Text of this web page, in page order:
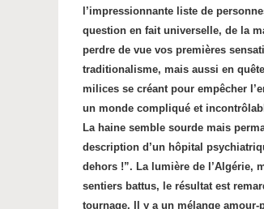
l’impressionnante liste de
question en fait universelle, de la
perdre de vue vos premières
traditionalisme, mais aussi en
milices se créant pour empêcher
un monde compliqué et
La haine semble sourde mais
description d’un hôpital
dehors !”. La lumière de l’Algérie,
sentiers battus, le résultat est
tournage. Il y a un mélange